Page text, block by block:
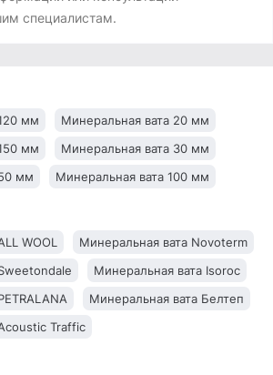
специалистам.
мм
Минеральная вата 20 мм
мм
Минеральная вата 30 мм
мм
Минеральная вата 100 мм
WOOL
Минеральная вата Novoterm
Минеральная вата Isoroc
Минеральная вата Белтеп
Traffic